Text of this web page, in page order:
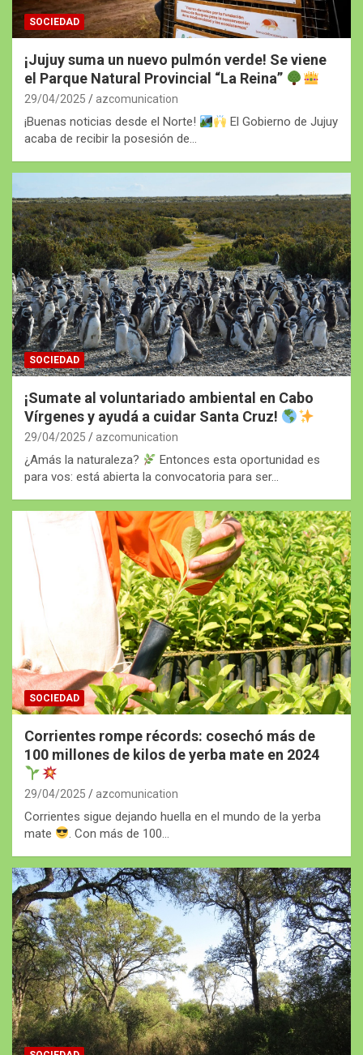
SOCIEDAD
¡Jujuy suma un nuevo pulmón verde! Se viene
el Parque Natural Provincial “La Reina”
29/04/2025 azcomunication
¡Buenas noticias desde el Norte!
El Gobierno de Jujuy
acaba de recibir la posesión de…
SOCIEDAD
¡Sumate al voluntariado ambiental en Cabo
Vírgenes y ayudá a cuidar Santa Cruz!
29/04/2025 azcomunication
¿Amás la naturaleza?
Entonces esta oportunidad es
para vos: está abierta la convocatoria para ser…
SOCIEDAD
Corrientes rompe récords: cosechó más de
100 millones de kilos de yerba mate en 2024
29/04/2025 azcomunication
Corrientes sigue dejando huella en el mundo de la yerba
mate
. Con más de 100…